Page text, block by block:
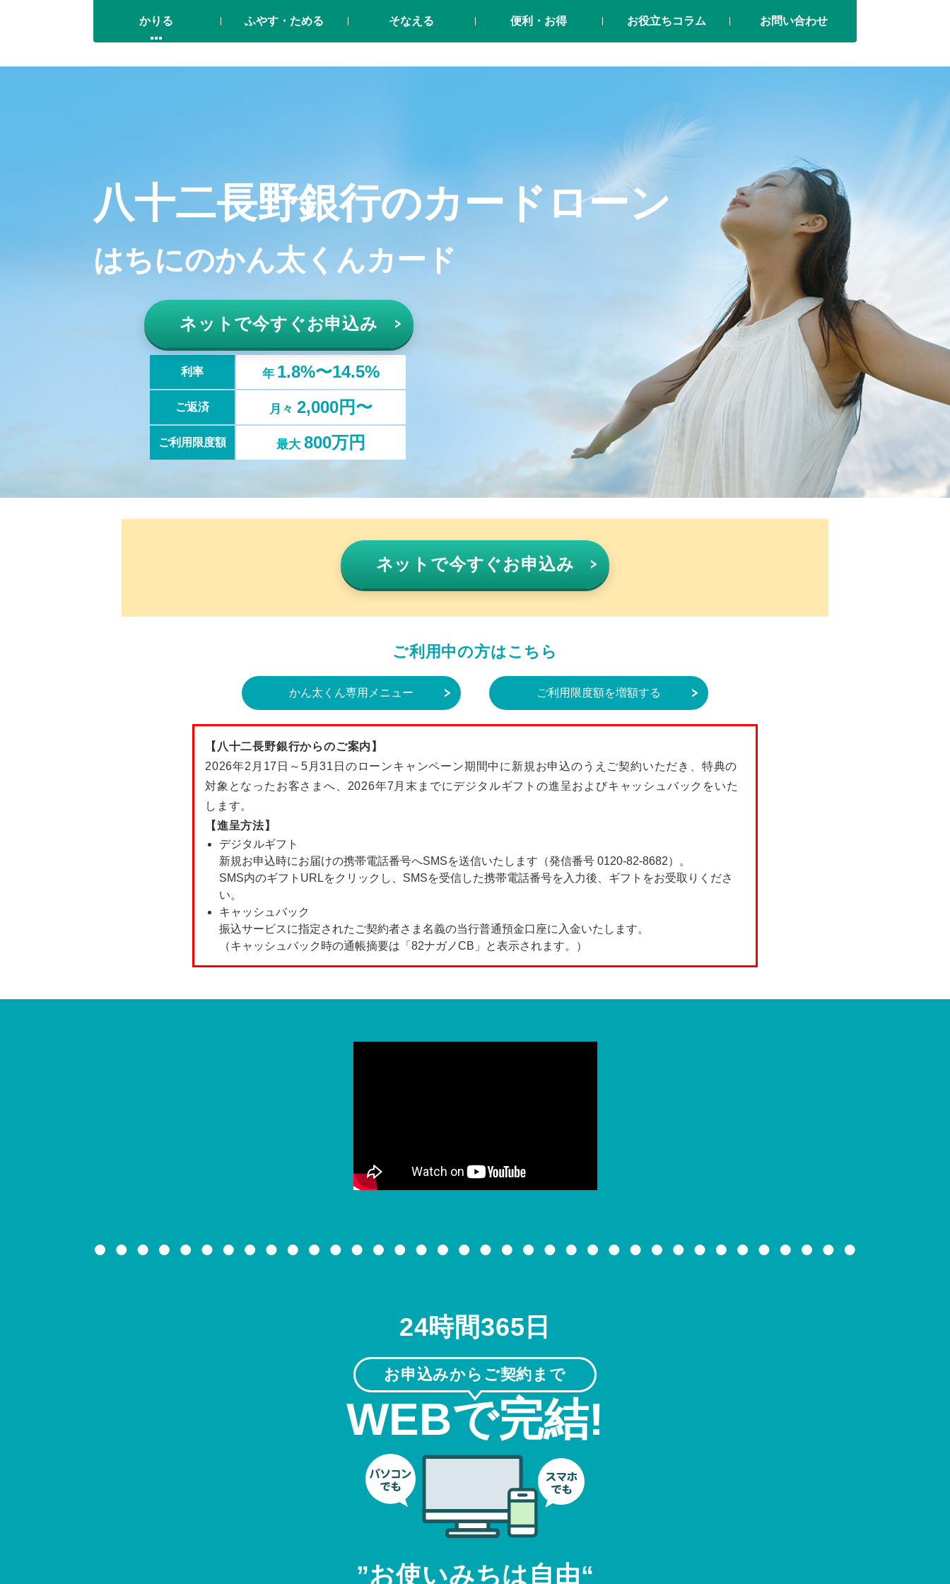
かりる ふやす・ためる そなえる 便利・お得 お役立ちコラム お問い合わせ
八十二長野銀行のカードローン
はちにのかん太くんカード
ネットで今すぐお申込み
利率 年 1.8%〜14.5%
ご返済 月々 2,000円〜
ご利用限度額 最大 800万円
ネットで今すぐお申込み
ご利用中の方はこちら
かん太くん専用メニュー ご利用限度額を増額する
【八十二長野銀行からのご案内】
2026年2月17日～5月31日のローンキャンペーン期間中に新規お申込のうえご契約いただき、特典の
対象となったお客さまへ、2026年7月末までにデジタルギフトの進呈およびキャッシュバックをいた
します。
【進呈方法】
デジタルギフト
新規お申込時にお届けの携帯電話番号へSMSを送信いたします（発信番号 0120-82-8682）。
SMS内のギフトURLをクリックし、SMSを受信した携帯電話番号を入力後、ギフトをお受取りくださ
い。
キャッシュバック
振込サービスに指定されたご契約者さま名義の当行普通預金口座に入金いたします。
（キャッシュバック時の通帳摘要は「82ナガノCB」と表示されます。）
24時間365日
お申込みからご契約まで
WEBで完結!
”お使いみちは自由“